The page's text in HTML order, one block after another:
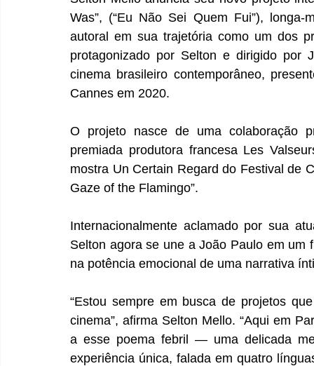
Was”, (“Eu Não Sei Quem Fui”),
autoral em sua trajetória como um dos
protagonizado por Selton e dirigido por
cinema brasileiro contemporâneo,
Cannes em 2020.
O projeto nasce de uma colaboração
premiada produtora francesa Les
mostra Un Certain Regard do Festival de
Gaze of the Flamingo”.
Internacionalmente aclamado por sua
Selton agora se une a João Paulo em um
na potência emocional de uma narrativa
“Estou sempre em busca de projetos
cinema”, afirma Selton Mello. “Aqui em
a esse poema febril — uma delicada
experiência única, falada em quatro